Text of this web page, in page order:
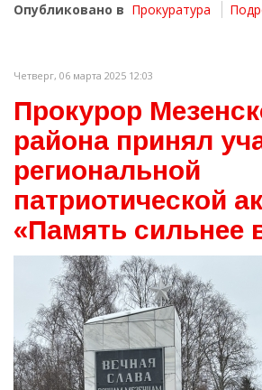
Опубликовано в Прокуратура
Четверг, 06 марта 2025 12:03
Прокурор
района принял
региональной
патриотической
«Память сильнее